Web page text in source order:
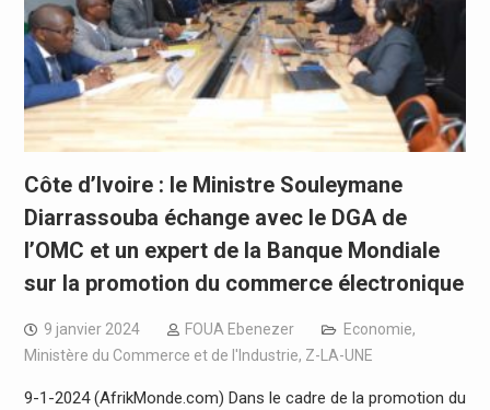
Côte d’Ivoire : le Ministre Souleymane
Diarrassouba échange avec le DGA de
l’OMC et un expert de la Banque Mondiale
sur la promotion du commerce électronique
9 janvier 2024 FOUA Ebenezer Economie,
Ministère du Commerce et de l'Industrie, Z-LA-UNE
9-1-2024 (AfrikMonde.com) Dans le cadre de la promotion du